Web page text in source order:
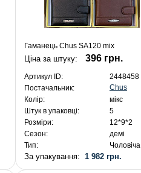
Гаманець Chus SA120 mix
Ціна за штуку: 396 грн.
Артикул ID:
2448458
Постачальник:
Chus
Колір:
мікс
Штук в упаковці:
5
Розміри:
12*9*2
Сезон:
демі
Тип:
Чоловіча
За упакування: 1 982 грн.